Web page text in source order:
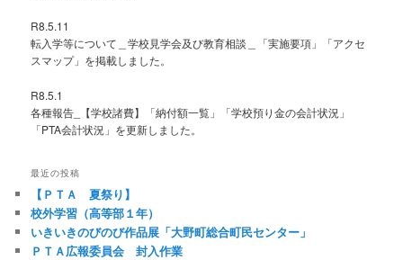
R8.5.11
転入学等について＿学校見学会及び教育相談＿「実施要項」「アクセ
スマップ」を掲載しました。
R8.5.1
各種報告_【学校諸費】「納付額一覧」「学校預り金の会計状況」
「PTA会計状況」を更新しました。
最近の投稿
【ＰＴＡ 夏祭り】
校外学習（高等部１年）
いきいきのびのび作品展「大野町総合町民センター」
ＰＴＡ広報委員会 封入作業